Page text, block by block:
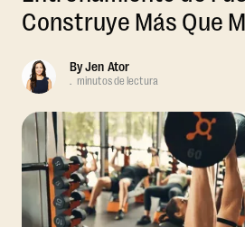
Construye Más Que
ByJen Ator
. minutos de lectura